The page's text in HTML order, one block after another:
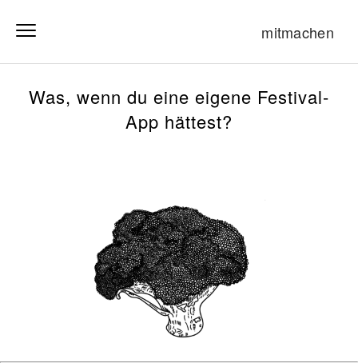
mitmachen
Was, wenn du eine eigene Festival-
App hättest?